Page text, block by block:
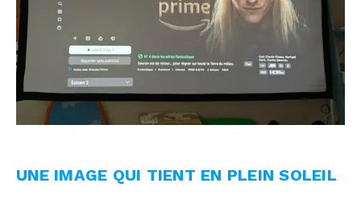
UNE IMAGE QUI TIENT EN PLEIN SOLEIL